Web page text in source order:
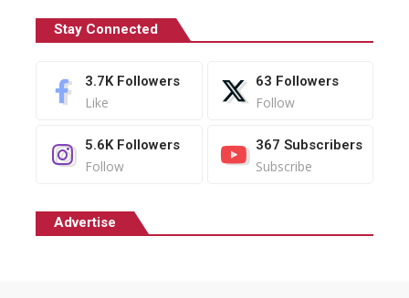
Stay Connected
3.7K Followers
Like
63 Followers
Follow
5.6K Followers
Follow
367 Subscribers
Subscribe
Advertise